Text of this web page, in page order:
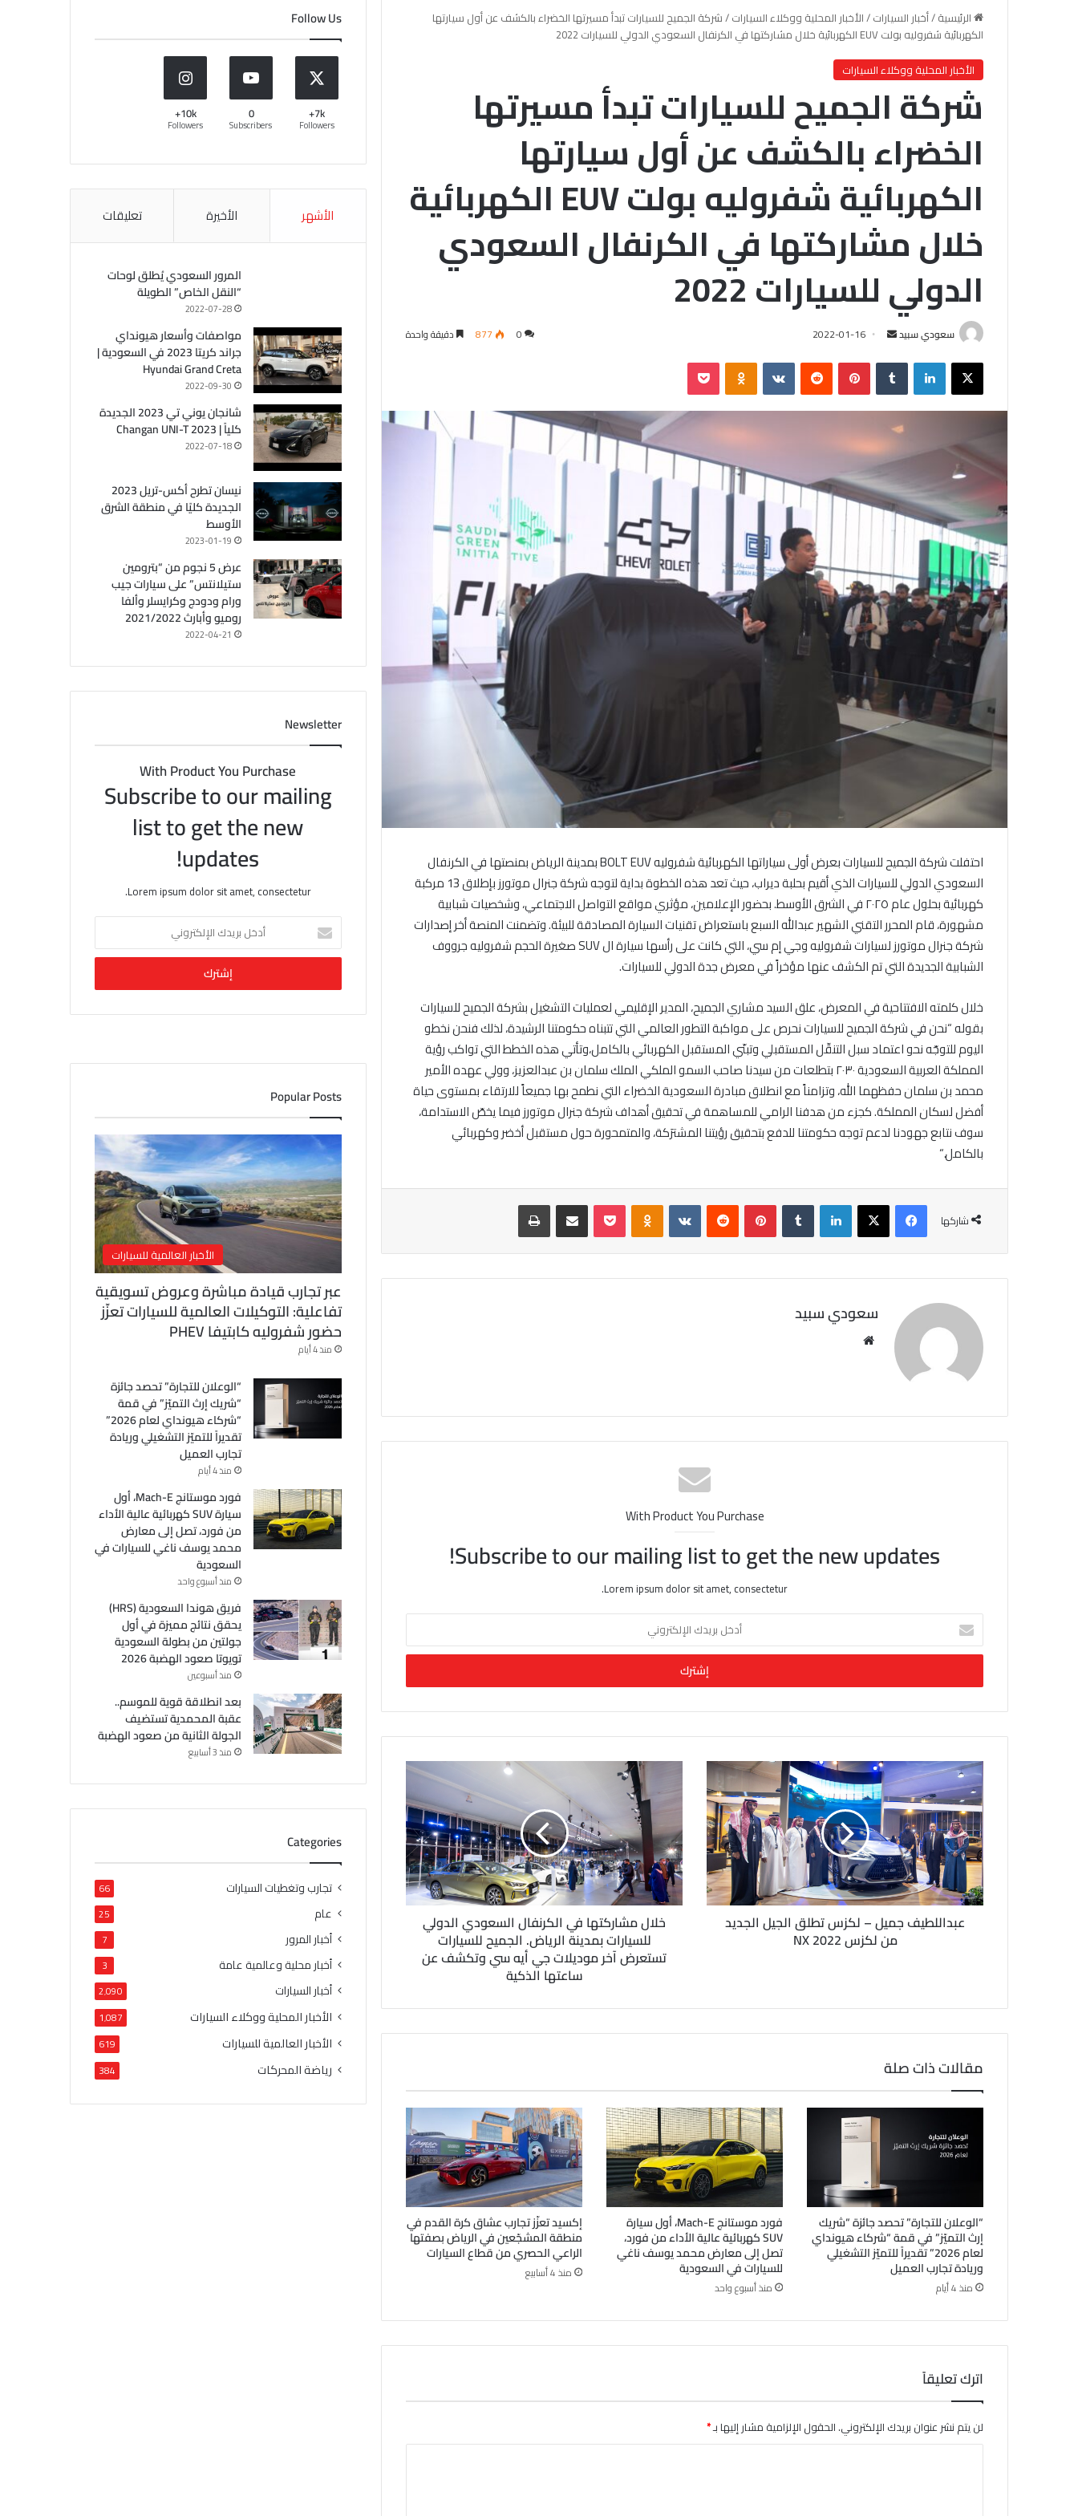
الرئيسية/أخبار السيارات/الأخبار المحلية ووكلاء السيارات/شركة الجميح للسيارات تبدأ مسيرتها الخضراء بالكشف عن أول سيارتها
الكهربائية شفروليه بولت EUV الكهربائية خلال مشاركتها في الكرنفال السعودي الدولي للسيارات 2022
الأخبار المحلية ووكلاء السيارات
شركة الجميح للسيارات تبدأ مسيرتها
الخضراء بالكشف عن أول سيارتها
الكهربائية شفروليه بولت EUV الكهربائية
خلال مشاركتها في الكرنفال السعودي
الدولي للسيارات 2022
سعودي سبيد
ل
ب
ي
ا
إ
و
ن
ي
2022-01-16
0
877 دقيقة واحدة
لينكدإن بينتيريست
احتفلت شركة الجميح للسيارات بعرض أولى سياراتها الكهربائية شفروليهBOLT EUVبمدينة الرياض بمنصتها في الكرنفال
السعودي الدولي للسيارات الذي أقيم بحلبة ديراب، حيث تعد هذه الخطوة بداية لتوجه شركة جنرال موتورز بإطلاق 13 مركبة
كهربائية بحلول عام ٢٠٢٥ في الشرق الأوسط. بحضور الإعلامين، مؤثري مواقع التواصل الاجتماعي، وشخصيات شبابية
مشهورة، قام المحرر التقني الشهير عبدالله السبع باستعراض تقنيات السيارة المصادقة للبيئة. وتضمنت المنصة أخر إصدارات
شركة جنرال موتورز لسيارات شفروليه وجي إم سي، التي كانت على رأسها سيارة الSUVصغيرة الحجم شفروليه جرووف
الشبابية الجديدة التي تم الكشف عنها مؤخراً في معرض جدة الدولي للسيارات.
خلال كلمته الافتتاحية في المعرض، علق السيد مشاري الجميح، المدير الإقليمي لعمليات التشغيل بشركة الجميح للسيارات
بقوله “نحن في شركة الجميح للسيارات نحرص على مواكبة التطور العالمي التي تتبناه حكومتنا الرشيدة، لذلك فنحن نخطو
اليومللتوجّه نحو اعتماد سبل التنقّل المستقبلي وتبنّي المستقبل الكهربائي بالكامل،وتأتي هذه الخطط التي تواكب رؤية
المملكة العربية السعودية ٢٠٣٠ بتطلعات من سيدنا صاحب السمو الملكي الملك سلمان بن عبدالعزيز، وولي عهده الأمير
محمد بن سلمان حفظهما الله، وتزامناً مع انطلاق مبادرة السعودية الخضراء التي نطمح بها جميعاً للارتقاء بمستوى حياة
أفضل لسكان المملكة.كجزءمن هدفنا الرامي للمساهمة في تحقيق أهداف شركة جنرال موتورز فيما يخصّ الاستدامة،
سوف نتابع جهودنا لدعم توجه حكومتنا للدفع بتحقيق رؤيتنا المشترَكة، والمتمحورة حول مستقبل أخضر وكهربائي
بالكامل.“
شاركها
فيسبوك لينكدإن بينتيريست بوكيت
سعودي سبيد
With Product You Purchase
Subscribe to our mailing list to get the new updates!
Lorem ipsum dolor sit amet, consectetur.
خ
ب
د
ك
ا
ل
إ
ل
ك
ت
ر
و
ن
عبداللطيف جميل – لكزس تطلق الجيل الجديد
من لكزس NX 2022
خلال مشاركتها في الكرنفال السعودي الدولي
للسيارات بمدينة الرياض. الجميح للسيارات
تستعرض آخر موديلات جي أيه سي وتكشف عن
ساعتها الذكية
مقالات ذات صلة
“الوعلان للتجارة” تحصد جائزة “شريك
إرث التميّز” في قمة “شركاء هيونداي
لعام 2026” تقديراً للتميّز التشغيلي
وريادة تجارب العميل
منذ 4 أيام
فورد موستانج Mach-E، أول سيارة
SUV كهربائية عالية الأداء من فورد،
تصل إلى معارض محمد يوسف ناغي
للسيارات في السعودية
منذ أسبوع واحد
إكسيد تعزّز تجارب عشاق كرة القدم في
منطقة المشجّعين في الرياض بصفتها
الراعي الحصري من قطاع السيارات
منذ 4 أسابيع
اترك تعليقاً
لن يتم نشر عنوان بريدك الإلكتروني.الحقول الإلزامية مشار إليها بـ*
Follow Us
7k+
Followers
0
Subscribers
10k+
Followers
الأشهر الأخيرة تعليقات
المرور السعودي يُطلق لوحات
“النقل الخاص” الطويلة
2022-07-28
مواصفات وأسعار هيونداي
جراند كريتا 2023 في السعودية |
Hyundai Grand Creta
2022-09-30
شانجان يوني تي 2023 الجديدة
كلياً | Changan UNI-T 2023
2022-07-18
نيسان تطرح أكس-تريل 2023
الجديدة كليًا في منطقة الشرق
الأوسط
2023-01-19
عرض 5 نجوم من “بترومين
ستيلانتس” على سيارات جيب
ورام ودودج وكرايسلر وألفا
روميو وأبارث 2021/2022
2022-04-21
Newsletter
With Product You Purchase
Subscribe to our mailing
list to get the new
updates!
Lorem ipsum dolor sit amet, consectetur.
خ
ب
ك
ل
ل
ت
ر
و
ن
ي
Popular Posts
الأخبار العالمية للسيارات
عبر تجارب قيادة مباشرة وعروض تسويقية
تفاعلية: التوكيلات العالمية للسيارات تعزّز
حضور شفروليه كابتيفا PHEV
منذ 4 أيام
“الوعلان للتجارة” تحصد جائزة
“شريك إرث التميّز” في قمة
“شركاء هيونداي لعام 2026”
تقديراً للتميّز التشغيلي وريادة
تجارب العميل
منذ 4 أيام
فورد موستانج Mach-E، أول
سيارة SUV كهربائية عالية الأداء
من فورد، تصل إلى معارض
محمد يوسف ناغي للسيارات في
السعودية
منذ أسبوع واحد
فريق هوندا السعودية (HRS)
يحقق نتائج مميزة في أول
جولتين من بطولة السعودية
تويوتا صعود الهضبة 2026
منذ أسبوعين
بعد انطلاقة قوية للموسم..
عقبة المحمدية تستضيف
الجولة الثانية من صعود الهضبة
منذ 3 أسابيع
Categories
تجارب وتغطيات السيارات 66
عام 25
أخبار المرور 7
أخبار محلية وعالمية عامة 3
أخبار السيارات 2٬090
الأخبار المحلية ووكلاء السيارات 1٬087
الأخبار العالمية للسيارات 619
رياضة المحركات 384